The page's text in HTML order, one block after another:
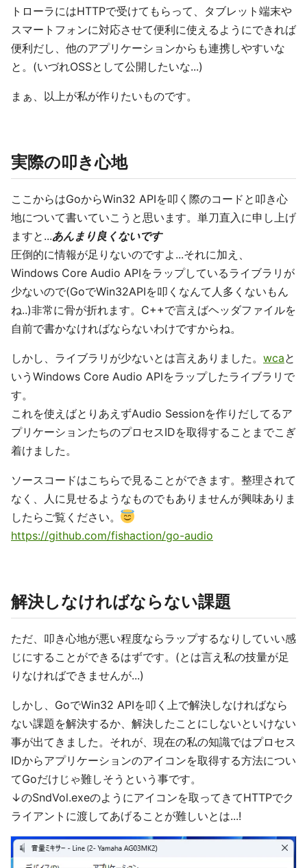
トローラにはHTTPで受けてもらって、タブレット端末や
スマートフォンに対応させて便利に使えるようにできれば
便利だし、他のアプリケーションからも連携しやすいな
と。(いづれOSSとして公開したいな...)
まぁ、以上が私が作りたいものです。
実際の叩き心地
ここからはGoからWin32 APIを叩く際のコードと叩き心
地について書いていこうと思います。単刀直入に申し上げ
ますと...あんまり良くないです
圧倒的に情報が足りないのですよ...それに加え、
Windows Core Audio APIをラップしているライブラリが
少ないので(GoでWin32APIを叩くなんて人多くないもん
ね..)非常に骨が折れます。C++で言えばヘッダファイルを
自前で書かなければならないわけですからね。
しかし、ライブラリが少ないとは言えありました。 wcaと
いうWindows Core Audio APIをラップしたライブラリで
す。
これを使えばとりあえずAudio Sessionを作りだしてるア
プリケーションたちのプロセスIDを取得することまでこぎ
着けました。
ソースコードはこちらで見ることができます。整理されて
なく、人に見せるようなものでもありませんが興味ありま
したらご覧ください。
https://github.com/fishaction/go-audio
解決しなければならない課題
ただ、叩き心地が悪い程度ならラップするなりしていい感
じにすることができるはずです。(とは言え私の技量が足
りなければできませんが...)
しかし、GoでWin32 APIを叩く上で解決しなければなら
ない課題を解決するか、解決したことにしないといけない
事が出てきました。それが、現在の私の知識ではプロセス
IDからアプリケーションのアイコンを取得する方法につい
てGoだけじゃ難しそうという事です。
↓のSndVol.exeのようにアイコンを取ってきてHTTPでク
ライアントに渡してあげることが難しいとは...!